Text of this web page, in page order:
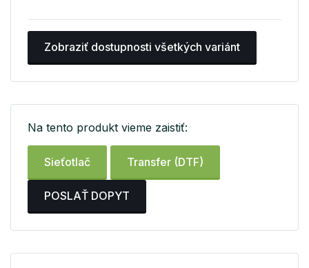
Zobraziť dostupnosti všetkých variánt
Na tento produkt vieme zaistiť:
Sieťotlač Transfer (DTF)
POSLAŤ DOPYT